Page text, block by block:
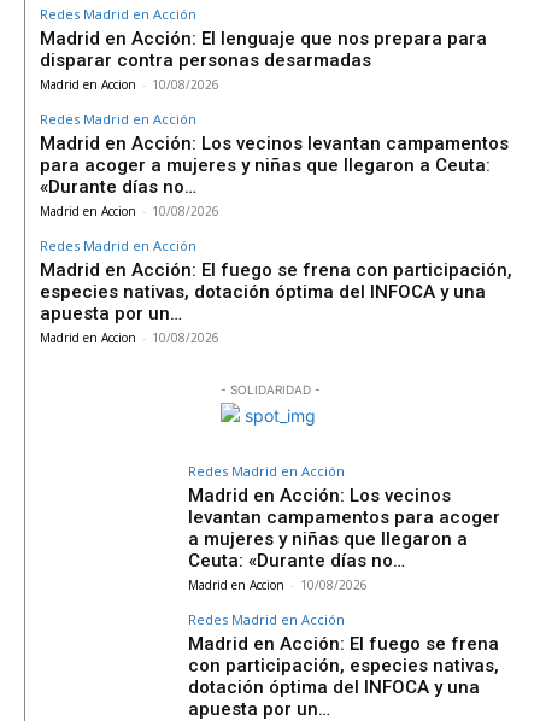
Redes Madrid en Acción
Madrid en Acción: El lenguaje que nos prepara para
disparar contra personas desarmadas
Madrid en Accion - 10/08/2026
Redes Madrid en Acción
Madrid en Acción: Los vecinos levantan campamentos
para acoger a mujeres y niñas que llegaron a Ceuta:
«Durante días no…
Madrid en Accion - 10/08/2026
Redes Madrid en Acción
Madrid en Acción: El fuego se frena con participación,
especies nativas, dotación óptima del INFOCA y una
apuesta por un…
Madrid en Accion - 10/08/2026
- SOLIDARIDAD -
Redes Madrid en Acción
Madrid en Acción: Los vecinos
levantan campamentos para acoger
a mujeres y niñas que llegaron a
Ceuta: «Durante días no…
Madrid en Accion - 10/08/2026
Redes Madrid en Acción
Madrid en Acción: El fuego se frena
con participación, especies nativas,
dotación óptima del INFOCA y una
apuesta por un…